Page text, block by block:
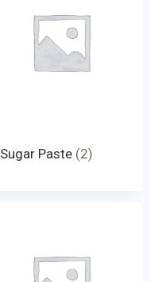
Sugar Paste (2)